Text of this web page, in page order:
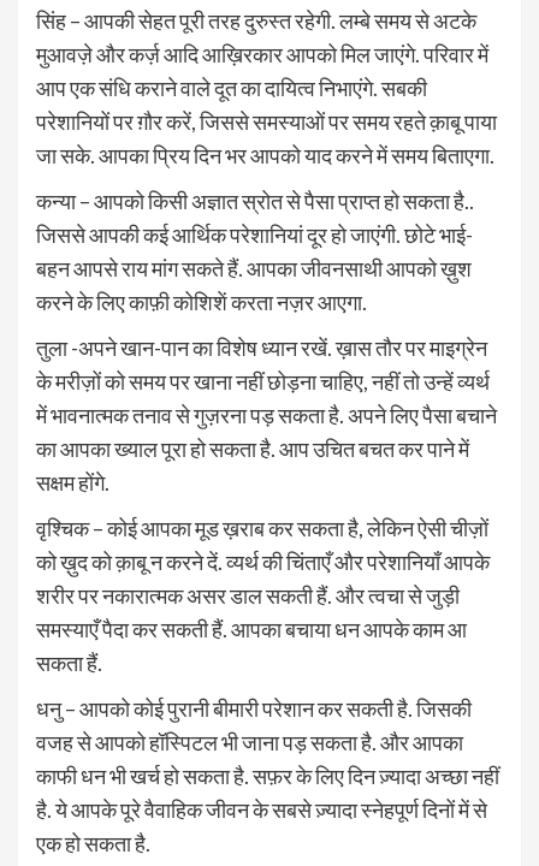
सिंह – आपकी सेहत पूरी तरह दुरुस्त रहेगी. लम्बे समय से अटके
मुआवज़े और कर्ज़ आदि आख़िरकार आपको मिल जाएंगे. परिवार में
आप एक संधि कराने वाले दूत का दायित्व निभाएंगे. सबकी
परेशानियों पर ग़ौर करें, जिससे समस्याओं पर समय रहते क़ाबू पाया
जा सके. आपका प्रिय दिन भर आपको याद करने में समय बिताएगा.
कन्या – आपको किसी अज्ञात स्रोत से पैसा प्राप्त हो सकता है..
जिससे आपकी कई आर्थिक परेशानियां दूर हो जाएंगी. छोटे भाई-
बहन आपसे राय मांग सकते हैं. आपका जीवनसाथी आपको ख़ुश
करने के लिए काफ़ी कोशिशें करता नज़र आएगा.
तुला -अपने खान-पान का विशेष ध्यान रखें. ख़ास तौर पर माइग्रेन
के मरीज़ों को समय पर खाना नहीं छोड़ना चाहिए, नहीं तो उन्हें व्यर्थ
में भावनात्मक तनाव से गुज़रना पड़ सकता है. अपने लिए पैसा बचाने
का आपका ख्याल पूरा हो सकता है. आप उचित बचत कर पाने में
सक्षम होंगे.
वृश्चिक – कोई आपका मूड ख़राब कर सकता है, लेकिन ऐसी चीज़ों
को ख़ुद को क़ाबू न करने दें. व्यर्थ की चिंताएँ और परेशानियाँ आपके
शरीर पर नकारात्मक असर डाल सकती हैं. और त्वचा से जु‌ड़ी
समस्याएँ पैदा कर सकती हैं. आपका बचाया धन आपके काम आ
सकता हैं.
धनु – आपको कोई पुरानी बीमारी परेशान कर सकती है. जिसकी
वजह से आपको हॉस्पिटल भी जाना पड़ सकता है. और आपका
काफी धन भी खर्च हो सकता है. सफ़र के लिए दिन ज़्यादा अच्छा नहीं
है. ये आपके पूरे वैवाहिक जीवन के सबसे ज़्यादा स्नेहपूर्ण दिनों में से
एक हो सकता है.